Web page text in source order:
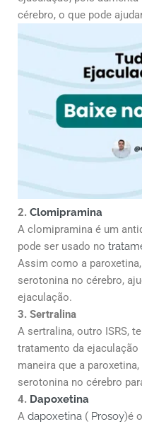
cérebro, o que pode
2. Clomipramina
A clomipramina é um
pode ser usado no
Assim como a
serotonina no cérebro,
ejaculação.
3. Sertralina
A sertralina, outro ISRS,
tratamento da
maneira que a
serotonina no cérebro
4. Dapoxetina
A dapoxetina ( Prosoy)é